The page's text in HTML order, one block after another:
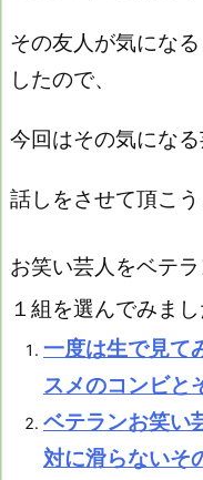
その友人が気にな
したので、
今回はその気にな
話しをさせて頂こ
お笑い芸人をベテ
１組を選んでみま
一度は生で見て
スメのコンビと
ベテランお笑い
対に滑らないそ